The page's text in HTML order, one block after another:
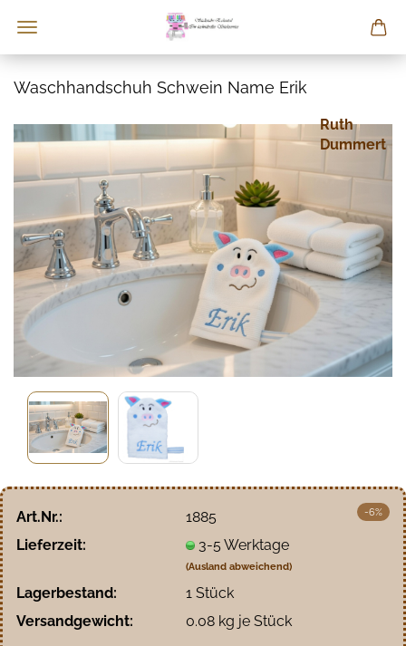
Waschhandschuh Schwein Name Erik
Ruth
Dummert
-6%
Art.Nr.:
1885
Lieferzeit:
3-5 Werktage
(Ausland abweichend)
Lagerbestand: 1 Stück
Versandgewicht:
0.08kg je Stück